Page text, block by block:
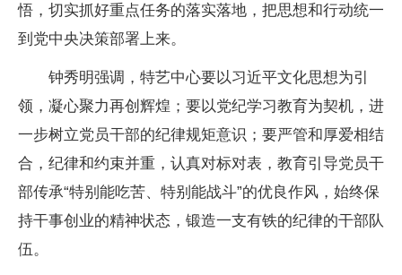
悟，切实抓好重点任务的落实落地，把思想和行动统一
到党中央决策部署上来。
钟秀明强调，特艺中心要以习近平文化思想为引
领，凝心聚力再创辉煌；要以党纪学习教育为契机，进
一步树立党员干部的纪律规矩意识；要严管和厚爱相结
合，纪律和约束并重，认真对标对表，教育引导党员干
部传承“特别能吃苦、特别能战斗”的优良作风，始终保
持干事创业的精神状态，锻造一支有铁的纪律的干部队
伍。